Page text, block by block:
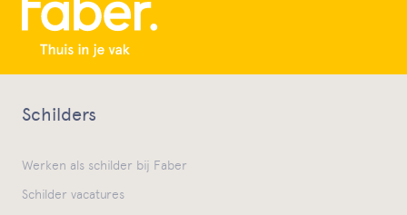
Schilders
Werken als schilder bij Faber
Schilder vacatures